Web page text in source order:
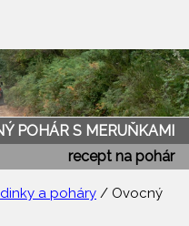
POHÁR S MERUŇKAMI
recept na pohár
a poháry / Ovocný